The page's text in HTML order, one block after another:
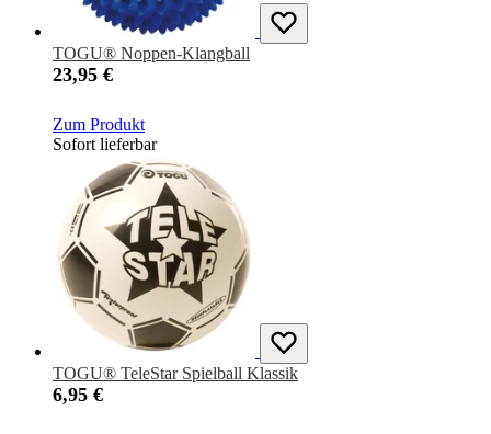
TOGU® Noppen-Klangball
23,95 €
Zum Produkt
Sofort lieferbar
TOGU® TeleStar Spielball Klassik
6,95 €